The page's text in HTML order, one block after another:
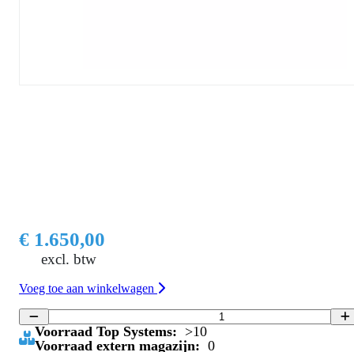
€ 1.650,00
excl. btw
Voeg toe aan winkelwagen
Voorraad Top Systems: >10
Voorraad extern magazijn: 0